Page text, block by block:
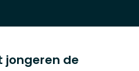
jongeren de